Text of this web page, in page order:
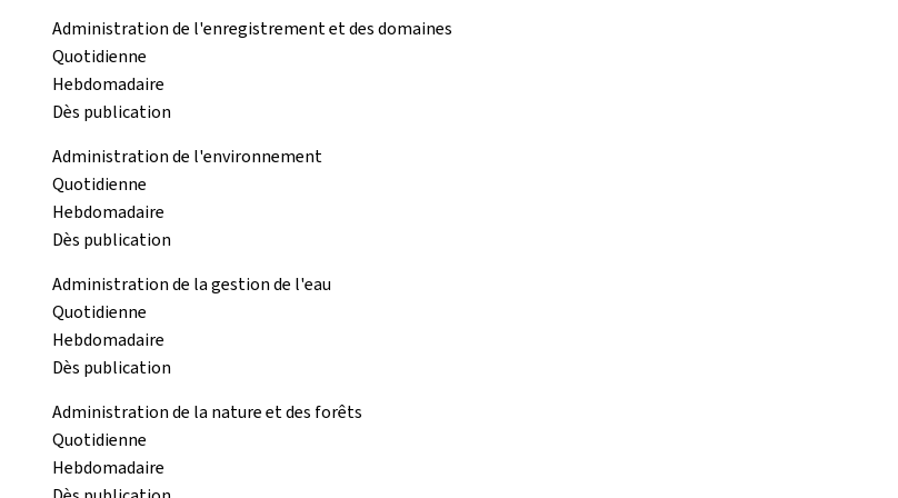
Administration de l'enregistrement et des domaines
Quotidienne
Hebdomadaire
Dès publication
Administration de l'environnement
Quotidienne
Hebdomadaire
Dès publication
Administration de la gestion de l'eau
Quotidienne
Hebdomadaire
Dès publication
Administration de la nature et des forêts
Quotidienne
Hebdomadaire